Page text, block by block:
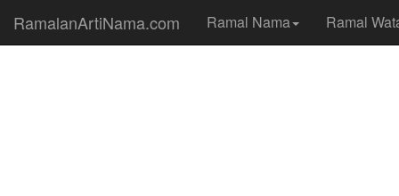
RamalanArtiNama.com Ramal Nama Ramal